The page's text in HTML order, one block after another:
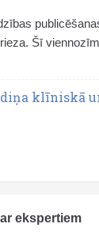
Šī
klīniskā
ekspertiem